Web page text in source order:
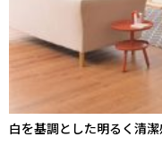
白を基調とした明るく清